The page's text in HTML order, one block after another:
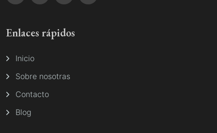
Enlaces rápidos
Inicio
Sobre nosotras
Contacto
Blog